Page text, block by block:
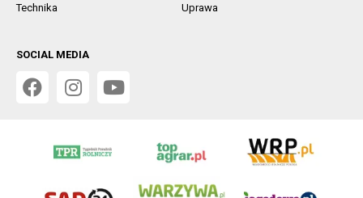
Technika
Uprawa
SOCIAL MEDIA